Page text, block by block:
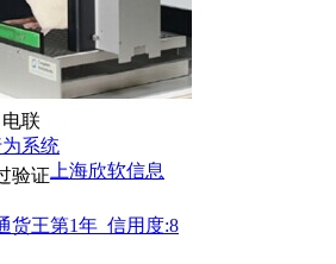
联
系统
上海欣软信息
货王第1年 信用度:8